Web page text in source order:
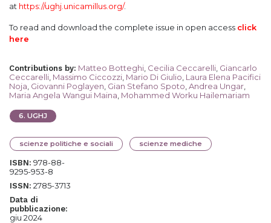
at https://ughj.unicamillus.org/.
To read and download the complete issue in open access click
here
Contributions by: Matteo Botteghi Cecilia Ceccarelli Giancarlo
Ceccarelli Massimo Ciccozzi Mario Di Giulio Laura Elena Pacifici
Noja Giovanni Poglayen Gian Stefano Spoto Andrea Ungar
Maria Angela Wangui Maina Mohammed Worku Hailemariam
6. UGHJ
scienze politiche e sociali scienze mediche
ISBN: 978-88-
9295-953-8
ISSN: 2785-3713
Data di
pubblicazione:
giu 2024